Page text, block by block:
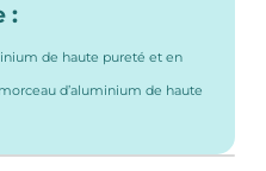
:
de haute pureté et en
d’aluminium de haute